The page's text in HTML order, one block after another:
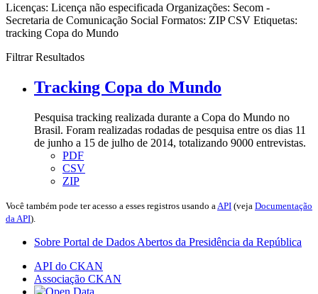
Licenças: Licença não especificada Organizações: Secom -
Secretaria de Comunicação Social Formatos: ZIPCSV Etiquetas:
tracking Copa do Mundo
Filtrar Resultados
Tracking Copa do Mundo
Pesquisa tracking realizada durante a Copa do Mundo no
Brasil. Foram realizadas rodadas de pesquisa entre os dias 11
de junho a 15 de julho de 2014, totalizando 9000 entrevistas.
PDF
CSV
ZIP
Você também pode ter acesso a esses registros usando a API (veja Documentação
da API).
Sobre Portal de Dados Abertos da Presidência da República
API do CKAN
Associação CKAN